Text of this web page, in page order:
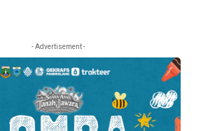
- Advertisement -